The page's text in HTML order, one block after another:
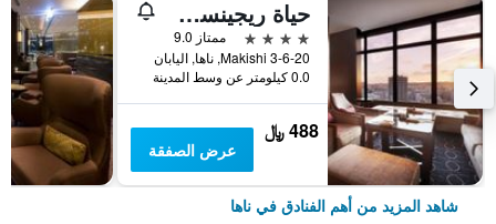
حياة ريجينسي ناها، أوكيناوا
4 نجوم
ممتاز 9.0
3-6-20 Makishi, ناها, اليابان
0.0 كيلومتر عن وسط المدينة
488 ﷼
عرض الصفقة
شاهد المزيد من أهم الفنادق في ناها